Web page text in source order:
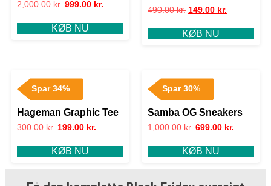
2,000.00kr. 999.00 kr.
KØB NU
490.00kr. 149.00 kr.
KØB NU
Spar 34%
Hageman Graphic Tee
300.00kr. 199.00 kr.
KØB NU
Spar 30%
Samba OG Sneakers
1,000.00kr. 699.00 kr.
KØB NU